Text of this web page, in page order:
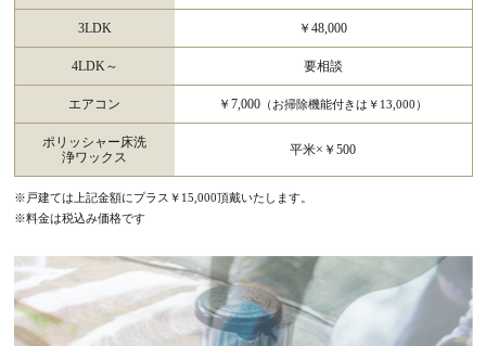
3LDK ￥48,000
4LDK～ 要相談
エアコン ￥7,000 （お掃除機能付きは￥13,000）
ポリッシャー床洗
浄ワックス
平米×￥500
※戸建ては上記金額にプラス￥15,000頂戴いたします。
※料金は税込み価格です